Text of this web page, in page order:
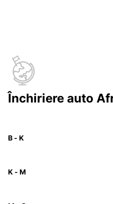
Închiriere auto
B - K
K - M